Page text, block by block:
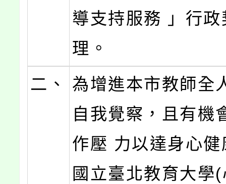
導支持服務 」行
理。
二、
為增進本市教師全
自我覺察，且有機
作壓 力以達身心
國立臺北教育大學